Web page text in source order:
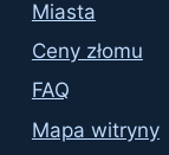
Miasta
Ceny złomu
FAQ
Mapa witryny